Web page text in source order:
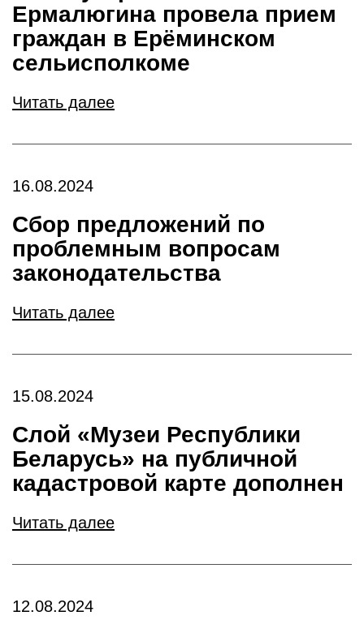
Ермалюгина провела прием
граждан в Ерёминском
сельисполкоме
Читать далее
16.08.2024
Сбор предложений по
проблемным вопросам
законодательства
Читать далее
15.08.2024
Слой «Музеи Республики
Беларусь» на публичной
кадастровой карте дополнен
Читать далее
12.08.2024